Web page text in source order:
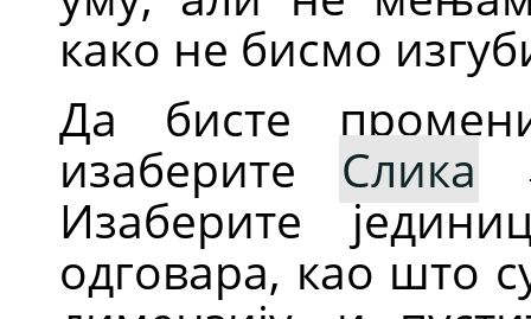
како не бисмо
Да бисте
изаберите Слика
Изаберите
одговара, као што